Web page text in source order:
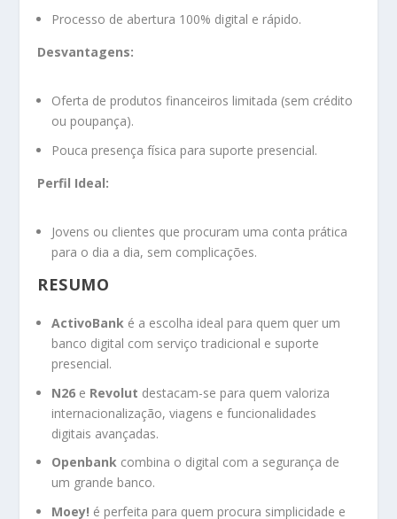
Processo de abertura 100% digital e rápido.
Desvantagens:
Oferta de produtos financeiros limitada (sem crédito
ou poupança).
Pouca presença física para suporte presencial.
Perfil Ideal:
Jovens ou clientes que procuram uma conta prática
para o dia a dia, sem complicações.
RESUMO
ActivoBank é a escolha ideal para quem quer um
banco digital com serviço tradicional e suporte
presencial.
N26 e Revolut destacam-se para quem valoriza
internacionalização, viagens e funcionalidades
digitais avançadas.
Openbank combina o digital com a segurança de
um grande banco.
Moey! é perfeita para quem procura simplicidade e